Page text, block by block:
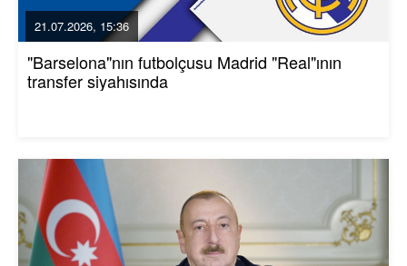
21.07.2026, 15:36
"Barselona"nın futbolçusu Madrid "Real"ının
transfer siyahısında